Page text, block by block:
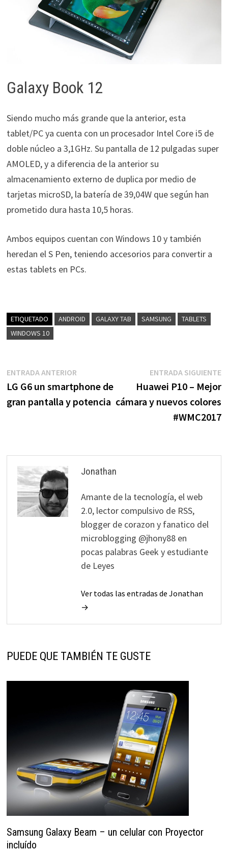
Galaxy Book 12
Siendo mucho más grande que la anterior, esta
tablet/PC ya cuenta con un procesador Intel Core i5 de
doble núcleo a 3,1GHz. Su pantalla de 12 pulgadas super
AMOLED, y a diferencia de la anterior su
almacenamiento externo de duplica por medio de
tarjetas microSD, la batería de 39,04W que según han
prometido dura hasta 10,5 horas.
Ambos equipos cuentan con Windows 10 y también
heredan el S Pen, teniendo accesorios para convertir a
estas tablets en PCs.
ETIQUETADO ANDROID GALAXY TAB SAMSUNG
TABLETS
WINDOWS 10
Navegación
de
entradas
ENTRADA ANTERIOREntrada
anterior:
LG G6 un smartphone de
gran pantalla y potencia
ENTRADA SIGUIENTE
Huawei P10 – Mejor
cámara y nuevos colores
#WMC2017
Jonathan
Amante de la tecnología, el web
2.0, lector compulsivo de RSS,
blogger de corazon y fanatico del
microblogging @jhony88 en
pocas palabras Geek y estudiante
de Leyes
Ver todas las entradas de Jonathan
→
PUEDE QUE TAMBIÉN TE GUSTE
Samsung Galaxy Beam – un celular con Proyector
incluído